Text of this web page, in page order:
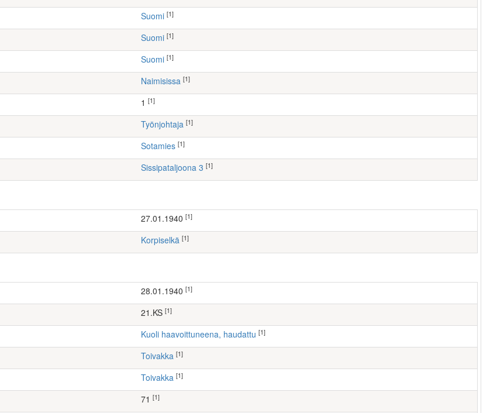
Suomi [1]
Suomi [1]
Suomi [1]
Naimisissa [1]
[1]
työnjohtaja [1]
Sotamies [1]
Sissipataljoona 3 [1]
27.01.1940 [1]
Korpiselkä [1]
28.01.1940 [1]
21.KS [1]
Kuoli haavoittuneena, haudattu [1]
Toivakka [1]
Toivakka [1]
71 [1]